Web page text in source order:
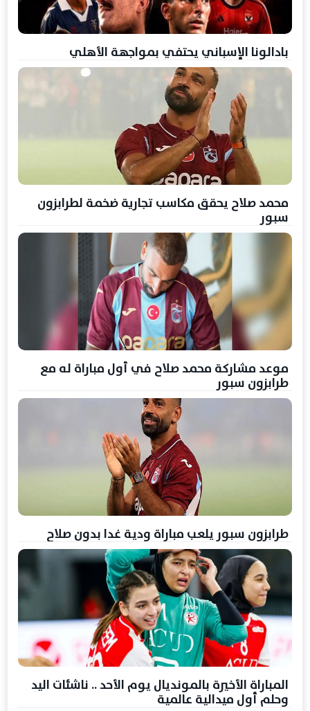
بادالونا الإسباني يحتفي بمواجهة الأهلي
محمد صلاح يحقق مكاسب تجارية ضخمة لطرابزون
سبور
موعد مشاركة محمد صلاح في أول مباراة له مع
طرابزون سبور
طرابزون سبور يلعب مباراة ودية غدا بدون صلاح
المباراة الأخيرة بالمونديال يوم الأحد .. ناشئات اليد
وحلم أول ميدالية عالمية